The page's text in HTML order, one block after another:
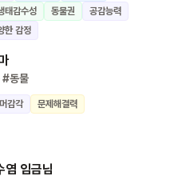
태감수성 동물권
공감능력
한 감정
#동물
감각 문제해결력
염 임금님